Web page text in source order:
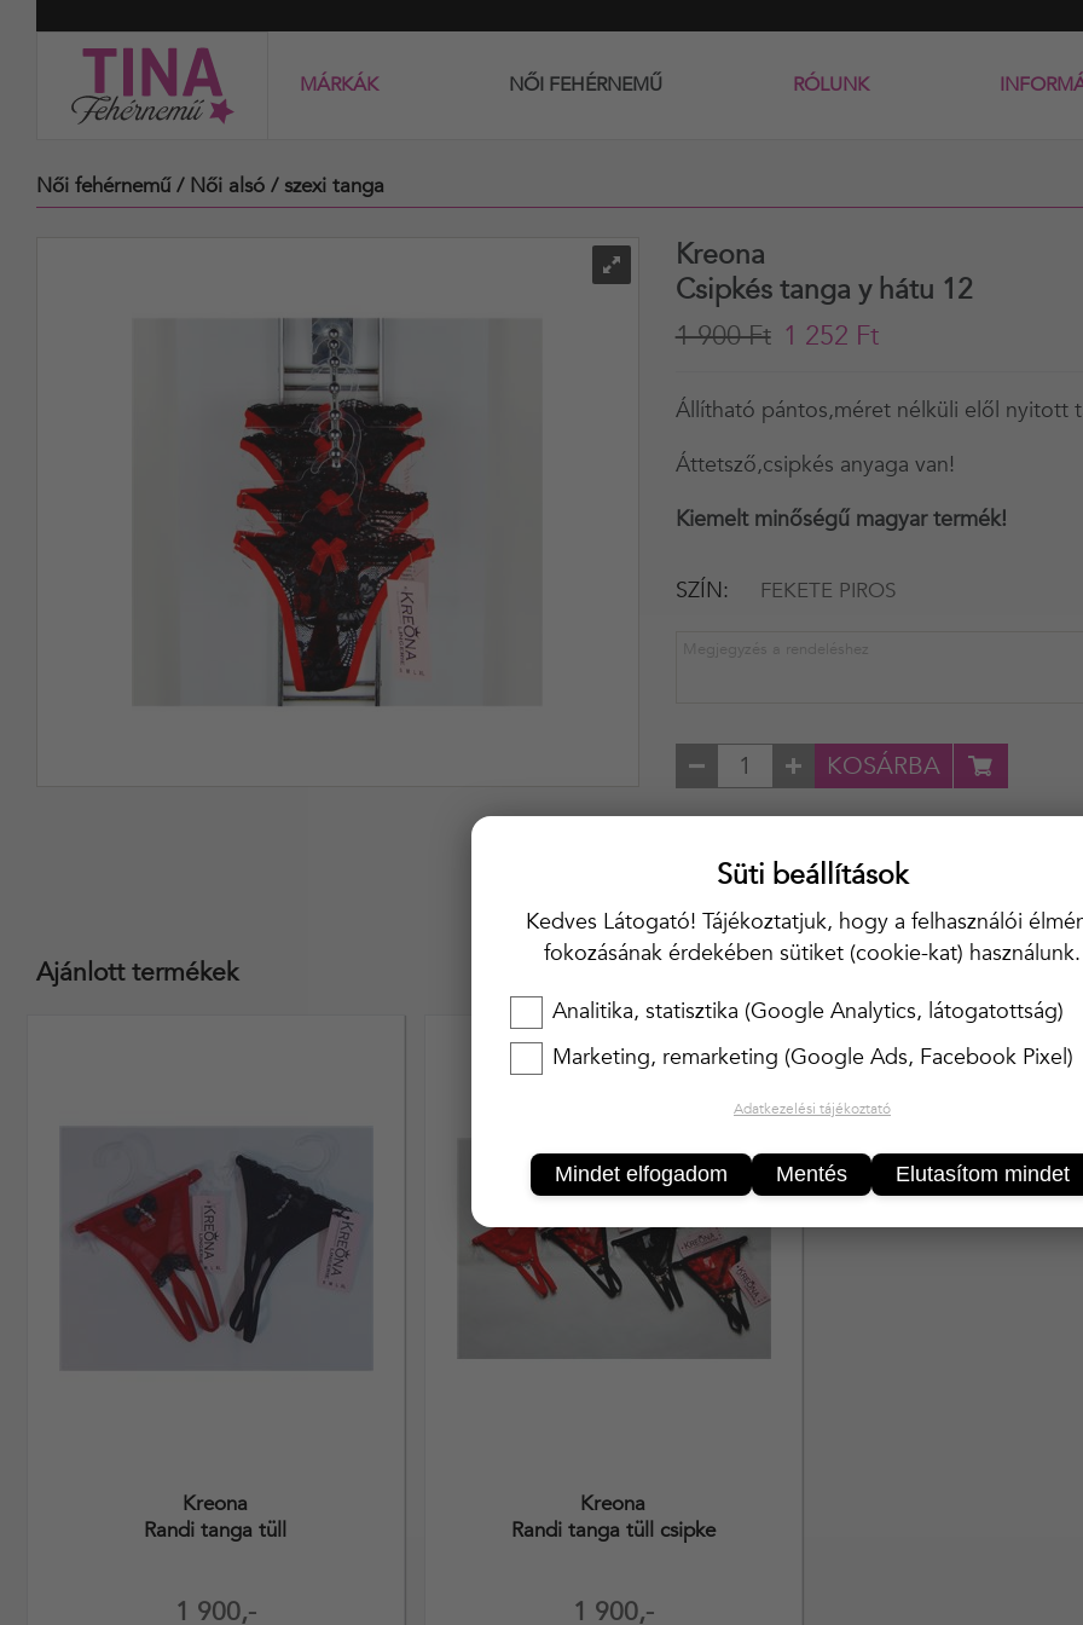
MÁRKÁK NŐI FEHÉRNEMŰ RÓLUNK
Női fehérnemű / Női alsó / szexi tanga
Kreona
Csipkés tanga y hátu 12
1 900 Ft 1 252 Ft
Állítható pántos,méret nélküli elől nyitott
Áttetsző,csipkés anyaga van!
Kiemelt minőségű magyar termék!
SZÍN FEKETE PIROS
KOSÁRBA
Ajánlott termékek
1 900,-
Kreona
Randi tanga tüll
1 900,-
Kreona
Randi tanga tüll csipke
Süti beállítások
Kedves Látogató! Tájékoztatjuk, hogy a felhasználói
fokozásának érdekében sütiket (cookie-kat) használunk.
Analitika, statisztika (Google Analytics, látogatottság)
Marketing, remarketing (Google Ads, Facebook Pixel)
Adatkezelési tájékoztató
Mindet elfogadom Mentés Elutasítom mindet